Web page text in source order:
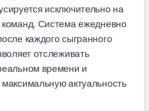
исключительно на
Система ежедневно
каждого сыгранного
отслеживать
времени и
актуальность